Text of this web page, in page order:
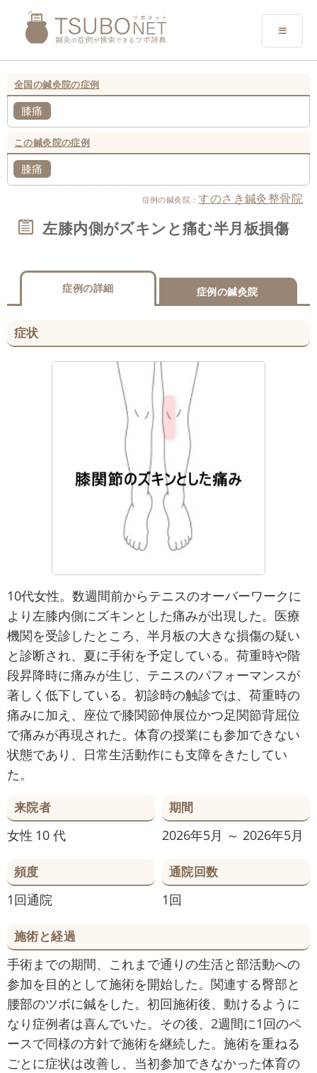
全国の鍼灸院の症例
膝痛
この鍼灸院の症例
膝痛
症例の鍼灸院：すのさき鍼灸整骨院
左膝内側がズキンと痛む半月板損傷
症例の詳細 症例の鍼灸院
症状
10代女性。数週間前からテニスのオーバーワークに
より左膝内側にズキンとした痛みが出現した。医療
機関を受診したところ、半月板の大きな損傷の疑い
と診断され、夏に手術を予定している。荷重時や階
段昇降時に痛みが生じ、テニスのパフォーマンスが
著しく低下している。初診時の触診では、荷重時の
痛みに加え、座位で膝関節伸展位かつ足関節背屈位
で痛みが再現された。体育の授業にも参加できない
状態であり、日常生活動作にも支障をきたしてい
た。
来院者
女性 10 代
期間
2026年5月 ～ 2026年5月
頻度
1回通院
通院回数
1回
施術と経過
手術までの期間、これまで通りの生活と部活動への
参加を目的として施術を開始した。関連する臀部と
腰部のツボに鍼をした。初回施術後、動けるように
なり症例者は喜んでいた。その後、2週間に1回のペ
ースで同様の方針で施術を継続した。施術を重ねる
ごとに症状は改善し、当初参加できなかった体育の